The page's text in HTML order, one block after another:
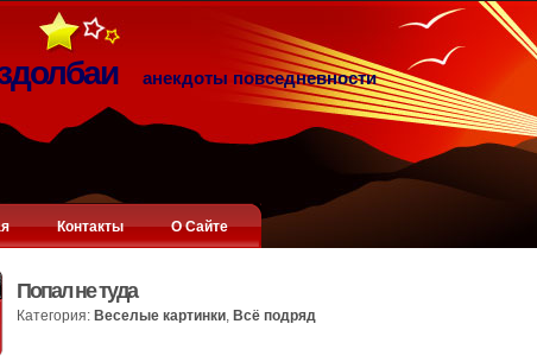
анекдоты повседневности
Контакты О Сайте
Попал не туда
Категория: Веселые картинки, Всё подряд